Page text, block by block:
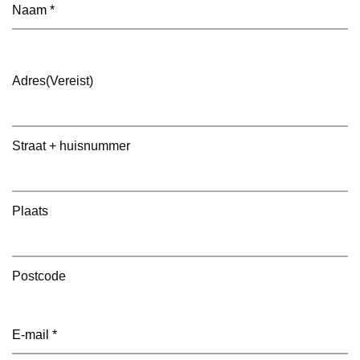
Adres(Vereist)
Straat + huisnummer
Plaats
Postcode
E-